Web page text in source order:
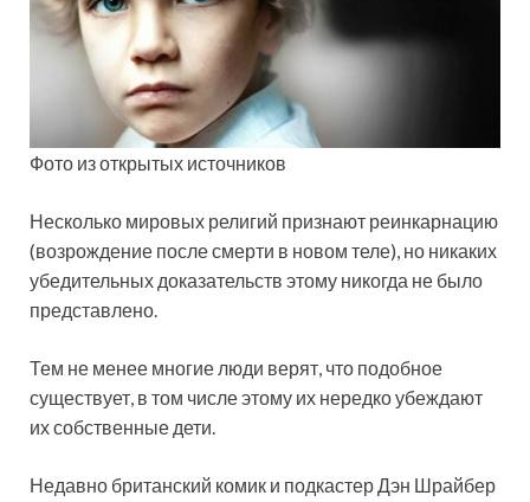
Фото из открытых источников
Несколько мировых религий признают реинкарнацию
(возрождение после смерти в новом теле), но никаких
убедительных доказательств этому никогда не было
представлено.
Тем не менее многие люди верят, что подобное
существует, в том числе этому их нередко убеждают
их собственные дети.
Недавно британский комик и подкастер Дэн Шрайбер